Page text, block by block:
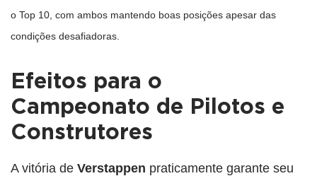
o Top 10, com ambos mantendo boas posições apesar das
condições desafiadoras.
Efeitos para o
Campeonato de Pilotos e
Construtores
A vitória de Verstappen praticamente garante seu